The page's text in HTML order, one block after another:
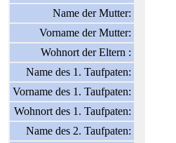
Name der Mutter:
Vorname der Mutter:
Wohnort der Eltern :
Name des 1. Taufpaten:
Vorname des 1. Taufpaten:
Wohnort des 1. Taufpaten:
Name des 2. Taufpaten: